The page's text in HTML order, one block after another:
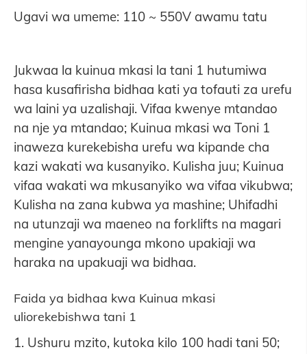
Ugavi wa umeme: 110 ~ 550V awamu tatu
Jukwaa la kuinua mkasi la tani 1 hutumiwa
hasa kusafirisha bidhaa kati ya tofauti za urefu
wa laini ya uzalishaji. Vifaa kwenye mtandao
na nje ya mtandao; Kuinua mkasi wa Toni 1
inaweza kurekebisha urefu wa kipande cha
kazi wakati wa kusanyiko. Kulisha juu; Kuinua
vifaa wakati wa mkusanyiko wa vifaa vikubwa;
Kulisha na zana kubwa ya mashine; Uhifadhi
na utunzaji wa maeneo na forklifts na magari
mengine yanayounga mkono upakiaji wa
haraka na upakuaji wa bidhaa.
Faida ya bidhaa kwa Kuinua mkasi
uliorekebishwa tani 1
1. Ushuru mzito, kutoka kilo 100 hadi tani 50;